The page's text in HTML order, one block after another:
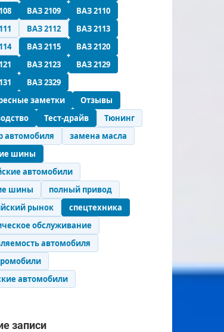
ВАЗ 2109
ВАЗ 2110
ВАЗ 2112
ВАЗ 2113
ВАЗ 2115
ВАЗ 2120
ВАЗ 2123
ВАЗ 2129
ВАЗ 2329
заметки
Отзывы
Тест-драйв
Тюнинг
автомобиля
замена масла
шины
автомобили
шины
полный привод
рынок
спецтехника
обслуживание
автомобиля
автомобили
записи